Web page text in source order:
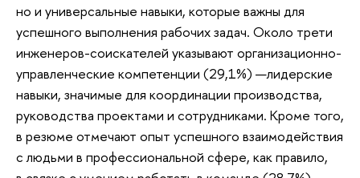
но и универсальные навыки, которые важны для
успешного выполнения рабочих задач. Около трети
инженеров-соискателей указывают организационно-
управленческие компетенции (29,1%) —лидерские
навыки, значимые для координации производства,
руководства проектами и сотрудниками. Кроме того,
в резюме отмечают опыт успешного взаимодействия
с людьми в профессиональной сфере, как правило,